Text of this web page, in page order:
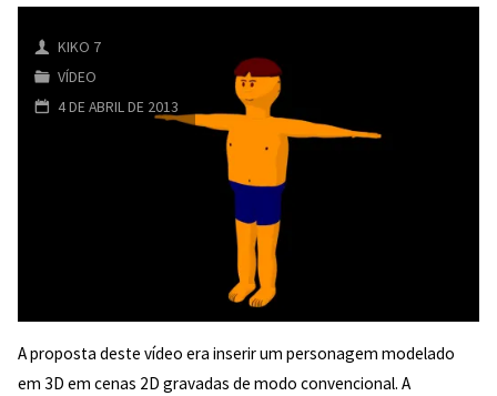
KIKO 7
VÍDEO
4 DE ABRIL DE 2013
A proposta deste vídeo era inserir um personagem modelado
em 3D em cenas 2D gravadas de modo convencional. A